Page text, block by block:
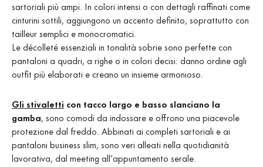
sartoriali più ampi. In colori intensi o con dettagli raffinati come
cinturini sottili, aggiungono un accento definito, soprattutto con
tailleur semplici e monocromatici.
Le décolleté essenziali in tonalità sobrie sono perfette con
pantaloni a quadri, a righe o in colori decisi: danno ordine agli
outfit più elaborati e creano un insieme armonioso.
Gli stivaletti con tacco largo e basso slanciano la
gamba, sono comodi da indossare e offrono una piacevole
protezione dal freddo. Abbinati ai completi sartoriali e ai
pantaloni business slim, sono veri alleati nella quotidianità
lavorativa, dal meeting all’appuntamento serale.